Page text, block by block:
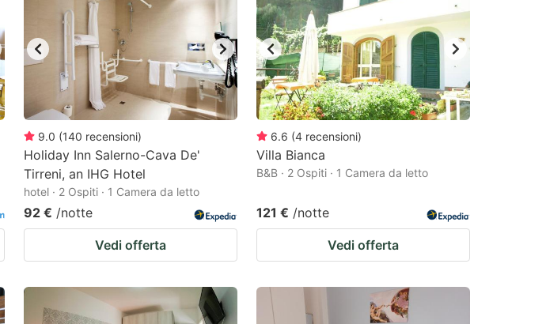
9.0 (140 recensioni)
Holiday Inn Salerno-Cava De'
Tirreni, an IHG Hotel
hotel · 2 Ospiti · 1 Camera da letto
92 € /notte
Vedi offerta
6.6 (4 recensioni)
Villa Bianca
B&B · 2 Ospiti · 1 Camera da letto
121 € /notte
Vedi offerta